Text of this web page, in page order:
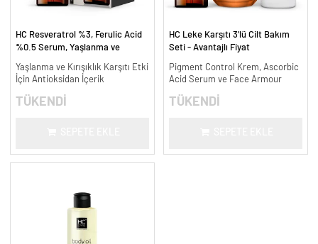
HC Resveratrol %3, Ferulic Acid
%0.5 Serum, Yaşlanma ve
Yaşlanma ve Kırışıklık Karşıtı Etki
İçin Antioksidan İçerik
TÜKENDİ
HC Leke Karşıtı 3'lü Cilt Bakım
Seti - Avantajlı Fiyat
Pigment Control Krem, Ascorbic
Acid Serum ve Face Armour
TÜKENDİ